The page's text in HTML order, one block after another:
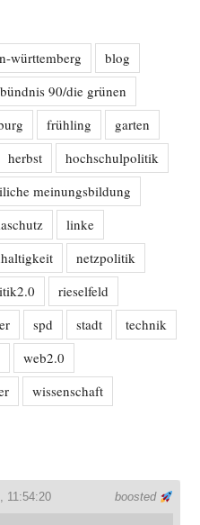
württemberg
blog
bündnis 90/die grünen
frühling
garten
herbst
hochschulpolitik
meinungsbildung
linke
netzpolitik
rieselfeld
spd stadt
technik
web2.0
wissenschaft
boosted
11:54:20